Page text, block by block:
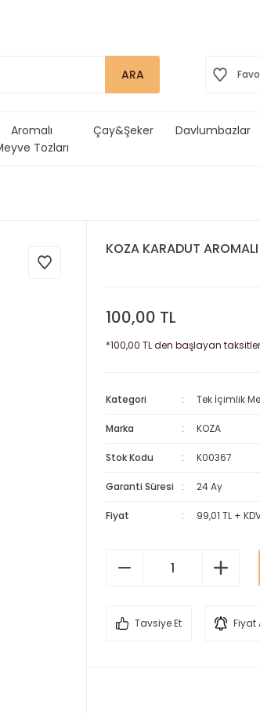
ARA
Aromalı
Tozları
Çay&Şeker Davlumbazlar
KOZA KARADUT
100,00 TL
*100,00 TL den başlayan
Kategori Tek İçimlik
Marka KOZA
Stok Kodu K00367
Garanti Süresi 24 Ay
Fiyat 99,01 TL +
Tavsiye Et Fiyat